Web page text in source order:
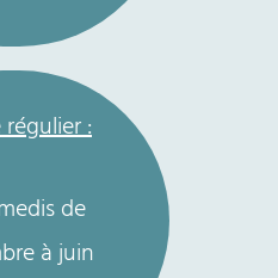
:
de
à juin